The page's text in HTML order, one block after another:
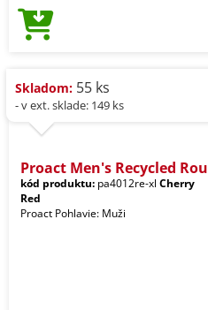
Skladom: 55 ks
- v ext. sklade: 149 ks
Proact Men's Recycled Rou
kód produktu: pa4012re-xl Cherry
Red
Proact Pohlavie: Muži